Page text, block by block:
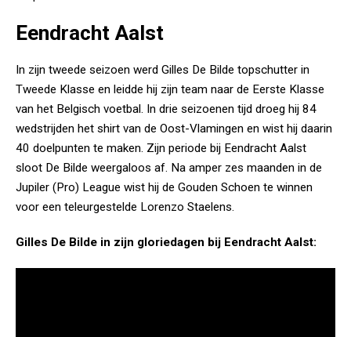
Eendracht Aalst
In zijn tweede seizoen werd Gilles De Bilde topschutter in
Tweede Klasse en leidde hij zijn team naar de Eerste Klasse
van het Belgisch voetbal. In drie seizoenen tijd droeg hij 84
wedstrijden het shirt van de Oost-Vlamingen en wist hij daarin
40 doelpunten te maken. Zijn periode bij Eendracht Aalst
sloot De Bilde weergaloos af. Na amper zes maanden in de
Jupiler (Pro) League wist hij de Gouden Schoen te winnen
voor een teleurgestelde Lorenzo Staelens.
Gilles De Bilde in zijn gloriedagen bij Eendracht Aalst: